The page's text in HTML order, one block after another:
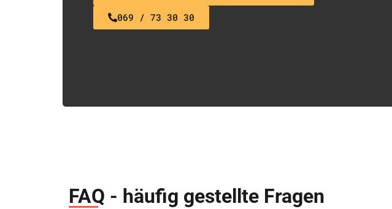
069 / 73 30 30
FAQ - häufig gestellte Fragen